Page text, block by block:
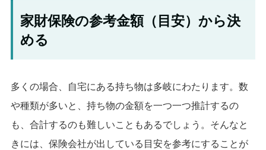
家財保険の参考金額（目安）から決
める
多くの場合、自宅にある持ち物は多岐にわたります。数
や種類が多いと、持ち物の金額を一つ一つ推計するの
も、合計するのも難しいこともあるでしょう。そんなと
きには、保険会社が出している目安を参考にすることが